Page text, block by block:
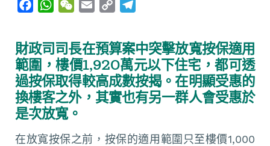
e
b
o
o
k
W
t
s
A
p
p
W
h
a
t
i
l
y
L
i
n
e
g
r
a
財政司司長在預算案中突擊放寬按保適用
範圍，樓價1,920萬元以下住宅，都可透
過按保取得較高成數按揭。在明顯受惠的
換樓客之外，其實也有另一群人會受惠於
是次放寬。
在放寬按保之前，按保的適用範圍只至樓價1,000